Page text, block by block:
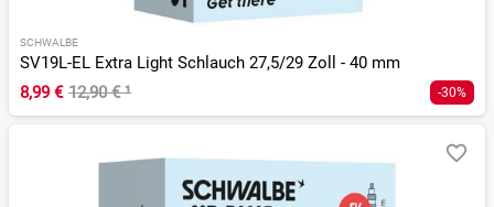
SCHWALBE
SV19L-EL Extra Light Schlauch 27,5/29 Zoll - 40 mm
8,99 € 12,90 €¹ -30%